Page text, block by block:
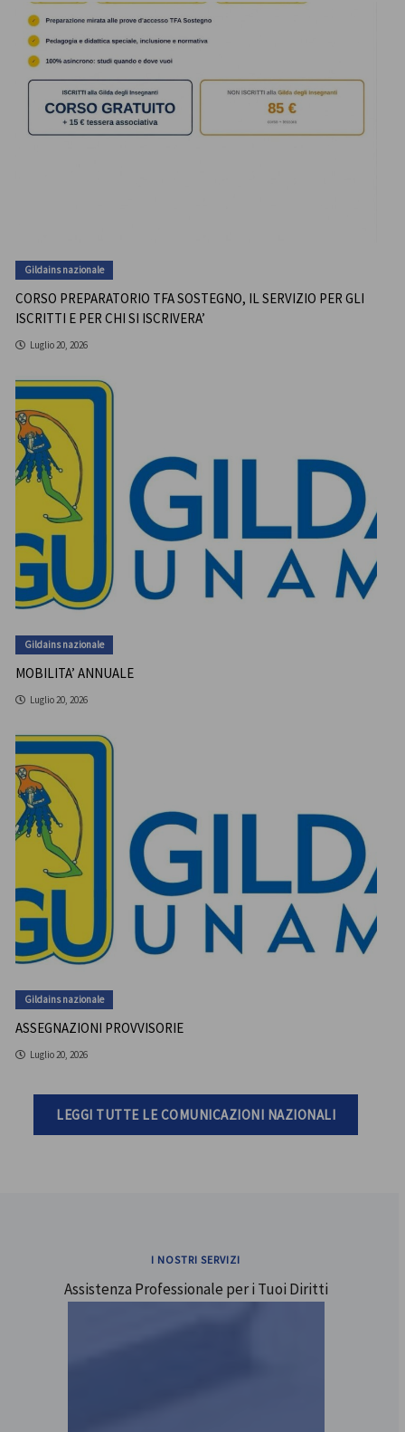
Gildains nazionale
CORSO PREPARATORIO TFA SOSTEGNO, IL SERVIZIO PER GLI
ISCRITTI E PER CHI SI ISCRIVERA’
Luglio 20, 2026
Gildains nazionale
MOBILITA’ ANNUALE
Luglio 20, 2026
Gildains nazionale
ASSEGNAZIONI PROVVISORIE
Luglio 20, 2026
LEGGI TUTTE LE COMUNICAZIONI NAZIONALI
I NOSTRI SERVIZI
Assistenza Professionale per i Tuoi Diritti